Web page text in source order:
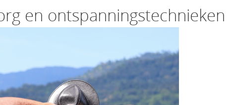
en ontspanningstechnieken